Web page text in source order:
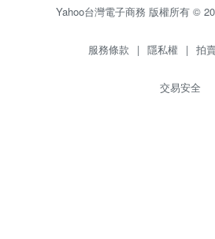
Yahoo台灣電子商務 版權所有 ©
服務條款 | 隱私權 | 拍
交易安全